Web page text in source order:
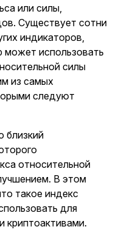
или силы,
Существует сотни
индикаторов,
может использовать
силы
из самых
следуют
близкий
относительной
В этом
такое индекс
для
криптоактивами.